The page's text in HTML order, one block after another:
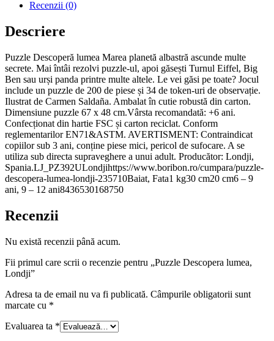
Recenzii (0)
Descriere
Puzzle Descoperă lumea Marea planetă albastră ascunde multe
secrete. Mai întâi rezolvi puzzle-ul, apoi găsești Turnul Eiffel, Big
Ben sau urși panda printre multe altele. Le vei găsi pe toate? Jocul
include un puzzle de 200 de piese și 34 de token-uri de observație.
Ilustrat de Carmen Saldaña. Ambalat în cutie robustă din carton.
Dimensiune puzzle 67 x 48 cm.Vârsta recomandată: +6 ani.
Confecționat din hartie FSC și carton reciclat. Conform
reglementarilor EN71&ASTM. AVERTISMENT: Contraindicat
copiilor sub 3 ani, conține piese mici, pericol de sufocare. A se
utiliza sub directa supraveghere a unui adult. Producător: Londji,
Spania.LJ_PZ392ULondjihttps://www.boribon.ro/cumpara/puzzle-
descopera-lumea-londji-235710Baiat, Fata1 kg30 cm20 cm6 – 9
ani, 9 – 12 ani8436530168750
Recenzii
Nu există recenzii până acum.
Fii primul care scrii o recenzie pentru „Puzzle Descopera lumea,
Londji”
Adresa ta de email nu va fi publicată. Câmpurile obligatorii sunt
marcate cu *
Evaluarea ta *